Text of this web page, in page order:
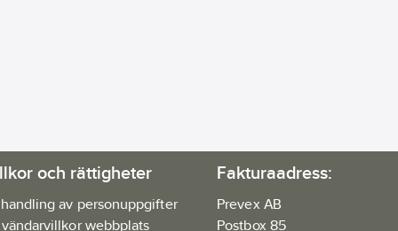
och rättigheter
av personuppgifter
webbplats
Fakturaadress:
Prevex AB
Postbox 85